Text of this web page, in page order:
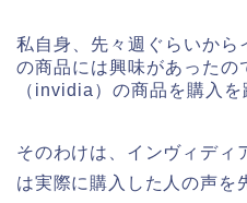
私自身、先々週ぐらいから
の商品には興味があったの
（invidia）の商品を購入を
そのわけは、インヴィデ
は実際に購入した人の声を